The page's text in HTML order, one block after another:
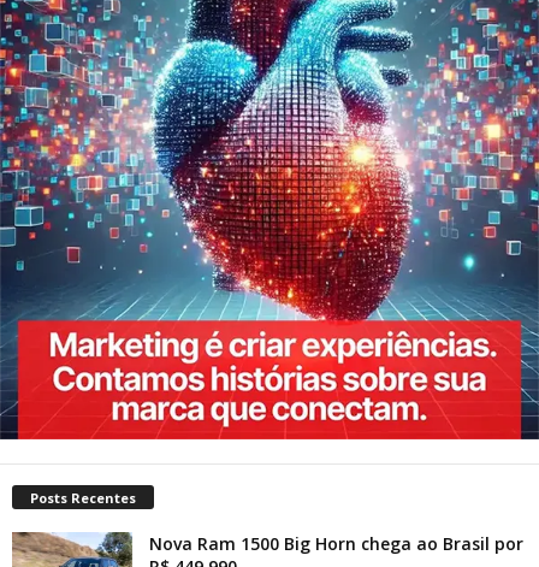
Posts Recentes
Nova Ram 1500 Big Horn chega ao Brasil por